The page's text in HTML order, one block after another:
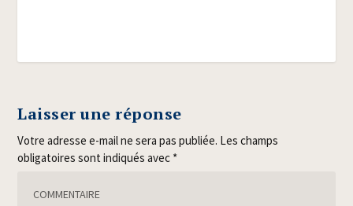
Laisser une réponse
Votre adresse e-mail ne sera pas publiée. Les champs
obligatoires sont indiqués avec *